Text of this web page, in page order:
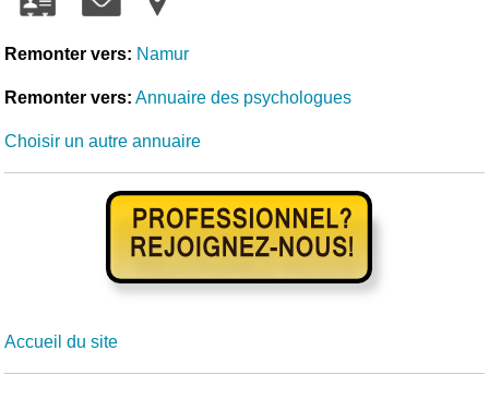
Remonter vers: Namur
Remonter vers: Annuaire des psychologues
Choisir un autre annuaire
Accueil du site